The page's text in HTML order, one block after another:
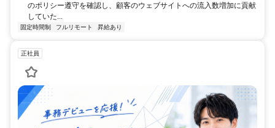
のポリシー遵守を確認し、顧客のウェブサイトへの流入数増加に貢献
していた...
固定時間制 フルリモート 昇給あり
正社員